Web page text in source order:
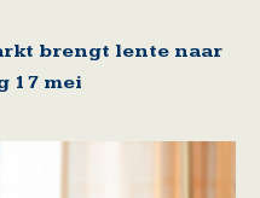
brengt lente naar
17 mei